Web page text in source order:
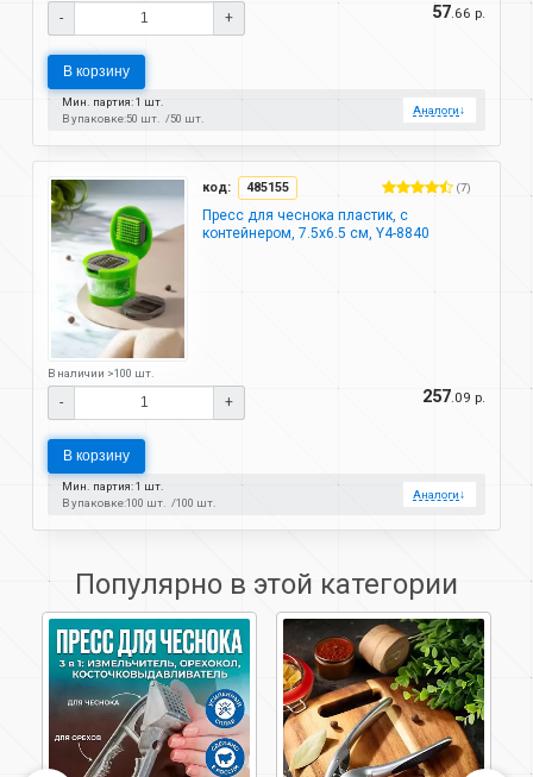
- + 57.66 р.
В корзину
Мин. партия: 1 шт.
В упаковке:50 шт. 50 шт.
Аналоги↓
код: 485155 (7)
Пресс для чеснока пластик, с
контейнером, 7.5х6.5 см, Y4-8840
В наличии >100 шт.
- + 257.09 р.
В корзину
Мин. партия: 1 шт.
В упаковке:100 шт. 100 шт.
Аналоги↓
Популярно в этой категории